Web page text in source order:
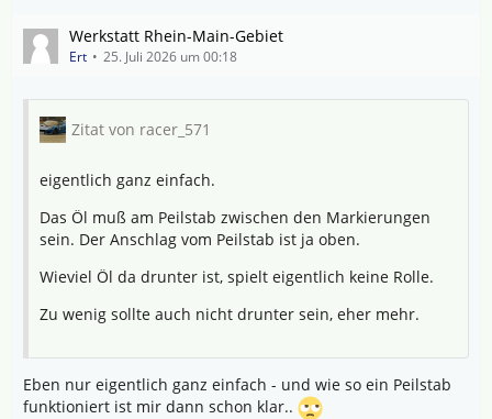
Werkstatt Rhein-Main-Gebiet
Ert 25. Juli 2026 um 00:18
Zitat von racer_571
eigentlich ganz einfach.
Das Öl muß am Peilstab zwischen den Markierungen
sein. Der Anschlag vom Peilstab ist ja oben.
Wieviel Öl da drunter ist, spielt eigentlich keine Rolle.
Zu wenig sollte auch nicht drunter sein, eher mehr.
Eben nur eigentlich ganz einfach - und wie so ein Peilstab
funktioniert ist mir dann schon klar..